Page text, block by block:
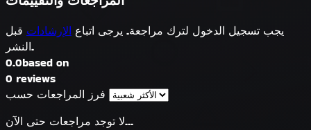
يجب تسجيل الدخول لترك مراجعة. يرجى اتباع الإرشادات قبل
النشر.
0.0based on
0 reviews
فرز المراجعات حسب
لا توجد مراجعات حتى الآن...